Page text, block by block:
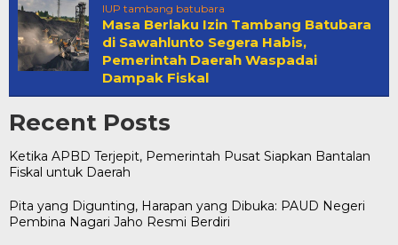
IUP tambang batubara
Masa Berlaku Izin Tambang Batubara
di Sawahlunto Segera Habis,
Pemerintah Daerah Waspadai
Dampak Fiskal
Recent Posts
Ketika APBD Terjepit, Pemerintah Pusat Siapkan Bantalan
Fiskal untuk Daerah
Pita yang Digunting, Harapan yang Dibuka: PAUD Negeri
Pembina Nagari Jaho Resmi Berdiri